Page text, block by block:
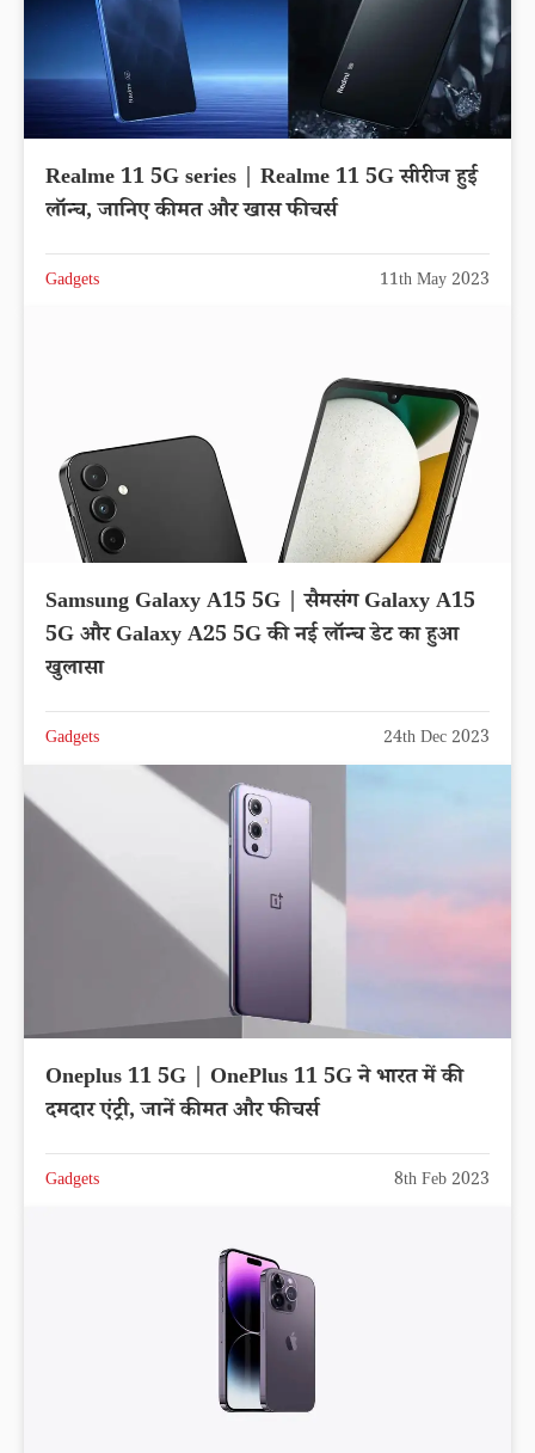
Realme 11 5G series | Realme 11 5G सीरीज हुई
लॉन्च, जानिए कीमत और खास फीचर्स
Gadgets 11th May 2023
Samsung Galaxy A15 5G | सैमसंग Galaxy A15
5G और Galaxy A25 5G की नई लॉन्च डेट का हुआ
खुलासा
Gadgets 24th Dec 2023
Oneplus 11 5G | OnePlus 11 5G ने भारत में की
दमदार एंट्री, जानें कीमत और फीचर्स
Gadgets 8th Feb 2023